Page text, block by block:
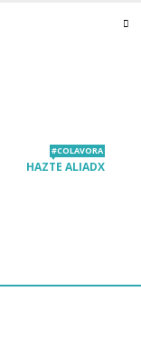
HAZTE ALIADX
#COLAVORA